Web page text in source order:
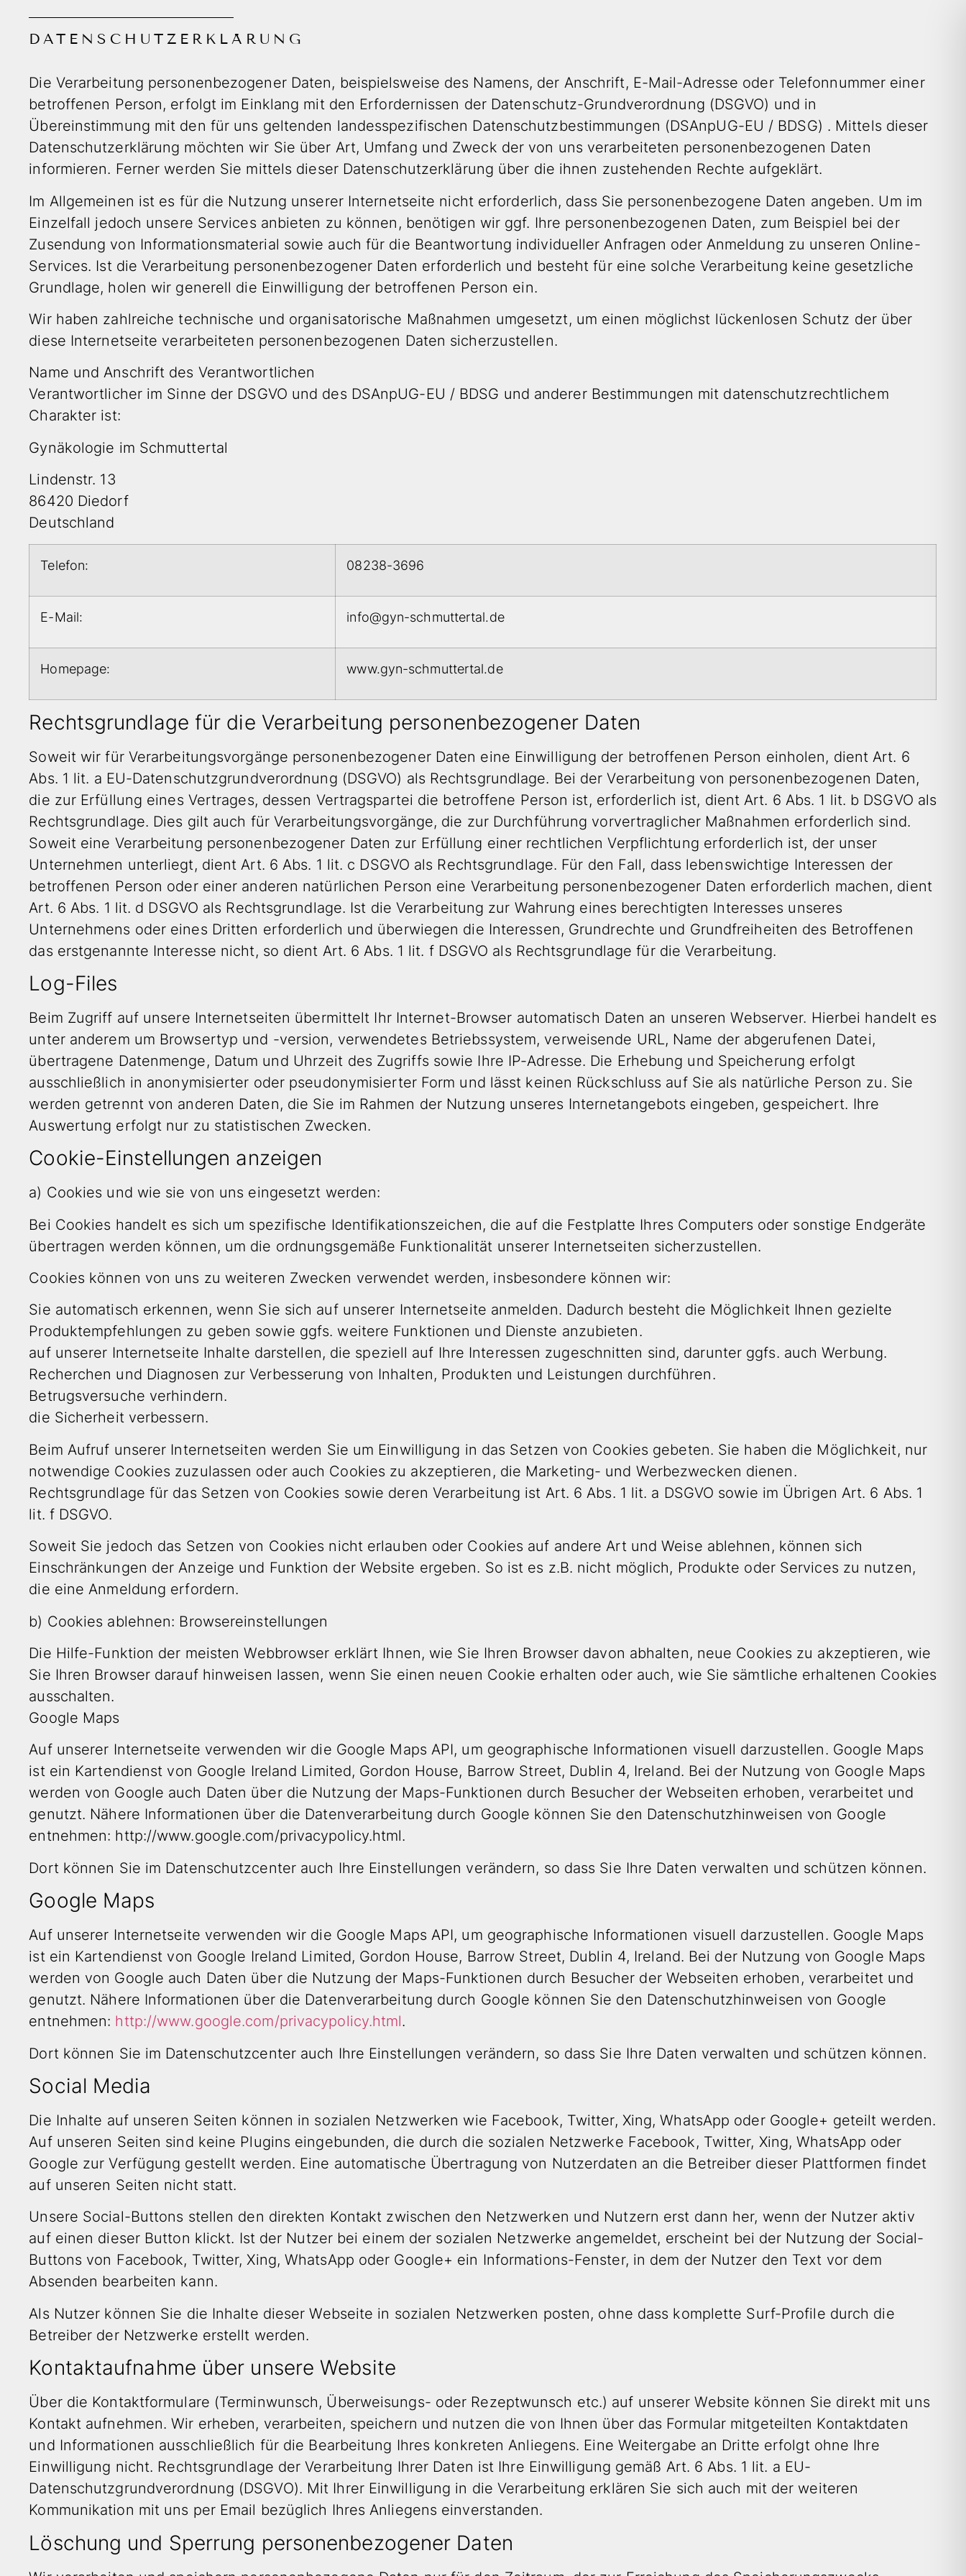
DATENSCHUTZ­ERKLÄRUNG
Die Verarbeitung personenbezogener Daten, beispielsweise des Namens, der Anschrift, E-Mail-Adresse oder Telefonnummer einer
betroffenen Person, erfolgt im Einklang mit den Erfordernissen der Datenschutz-Grundverordnung (DSGVO) und in
Übereinstimmung mit den für uns geltenden landesspezifischen Datenschutzbestimmungen (DSAnpUG-EU / BDSG) . Mittels dieser
Datenschutzerklärung möchten wir Sie über Art, Umfang und Zweck der von uns verarbeiteten personenbezogenen Daten
informieren. Ferner werden Sie mittels dieser Datenschutzerklärung über die ihnen zustehenden Rechte aufgeklärt.
Im Allgemeinen ist es für die Nutzung unserer Internetseite nicht erforderlich, dass Sie personenbezogene Daten angeben. Um im
Einzelfall jedoch unsere Services anbieten zu können, benötigen wir ggf. Ihre personenbezogenen Daten, zum Beispiel bei der
Zusendung von Informationsmaterial sowie auch für die Beantwortung individueller Anfragen oder Anmeldung zu unseren Online-
Services. Ist die Verarbeitung personenbezogener Daten erforderlich und besteht für eine solche Verarbeitung keine gesetzliche
Grundlage, holen wir generell die Einwilligung der betroffenen Person ein.
Wir haben zahlreiche technische und organisatorische Maßnahmen umgesetzt, um einen möglichst lückenlosen Schutz der über
diese Internetseite verarbeiteten personenbezogenen Daten sicherzustellen.
Name und Anschrift des Verantwortlichen
Verantwortlicher im Sinne der DSGVO und des DSAnpUG-EU / BDSG und anderer Bestimmungen mit datenschutzrechtlichem
Charakter ist:
Gynäkologie im Schmuttertal
Lindenstr. 13
86420 Diedorf
Deutschland
Telefon: 08238-3696
E-Mail: info@gyn-schmuttertal.de
Homepage: www.gyn-schmuttertal.de
Rechtsgrundlage für die Verarbeitung personenbezogener Daten
Soweit wir für Verarbeitungsvorgänge personenbezogener Daten eine Einwilligung der betroffenen Person einholen, dient Art. 6
Abs. 1 lit. a EU-Datenschutzgrundverordnung (DSGVO) als Rechtsgrundlage. Bei der Verarbeitung von personenbezogenen Daten,
die zur Erfüllung eines Vertrages, dessen Vertragspartei die betroffene Person ist, erforderlich ist, dient Art. 6 Abs. 1 lit. b DSGVO als
Rechtsgrundlage. Dies gilt auch für Verarbeitungsvorgänge, die zur Durchführung vorvertraglicher Maßnahmen erforderlich sind.
Soweit eine Verarbeitung personenbezogener Daten zur Erfüllung einer rechtlichen Verpflichtung erforderlich ist, der unser
Unternehmen unterliegt, dient Art. 6 Abs. 1 lit. c DSGVO als Rechtsgrundlage. Für den Fall, dass lebenswichtige Interessen der
betroffenen Person oder einer anderen natürlichen Person eine Verarbeitung personenbezogener Daten erforderlich machen, dient
Art. 6 Abs. 1 lit. d DSGVO als Rechtsgrundlage. Ist die Verarbeitung zur Wahrung eines berechtigten Interesses unseres
Unternehmens oder eines Dritten erforderlich und überwiegen die Interessen, Grundrechte und Grundfreiheiten des Betroffenen
das erstgenannte Interesse nicht, so dient Art. 6 Abs. 1 lit. f DSGVO als Rechtsgrundlage für die Verarbeitung.
Log-Files
Beim Zugriff auf unsere Internetseiten übermittelt Ihr Internet-Browser automatisch Daten an unseren Webserver. Hierbei handelt es
unter anderem um Browsertyp und -version, verwendetes Betriebssystem, verweisende URL, Name der abgerufenen Datei,
übertragene Datenmenge, Datum und Uhrzeit des Zugriffs sowie Ihre IP-Adresse. Die Erhebung und Speicherung erfolgt
ausschließlich in anonymisierter oder pseudonymisierter Form und lässt keinen Rückschluss auf Sie als natürliche Person zu. Sie
werden getrennt von anderen Daten, die Sie im Rahmen der Nutzung unseres Internetangebots eingeben, gespeichert. Ihre
Auswertung erfolgt nur zu statistischen Zwecken.
Cookie-Einstellungen anzeigen
a) Cookies und wie sie von uns eingesetzt werden:
Bei Cookies handelt es sich um spezifische Identifikationszeichen, die auf die Festplatte Ihres Computers oder sonstige Endgeräte
übertragen werden können, um die ordnungsgemäße Funktionalität unserer Internetseiten sicherzustellen.
Cookies können von uns zu weiteren Zwecken verwendet werden, insbesondere können wir:
Sie automatisch erkennen, wenn Sie sich auf unserer Internetseite anmelden. Dadurch besteht die Möglichkeit Ihnen gezielte
Produktempfehlungen zu geben sowie ggfs. weitere Funktionen und Dienste anzubieten.
auf unserer Internetseite Inhalte darstellen, die speziell auf Ihre Interessen zugeschnitten sind, darunter ggfs. auch Werbung.
Recherchen und Diagnosen zur Verbesserung von Inhalten, Produkten und Leistungen durchführen.
Betrugsversuche verhindern.
die Sicherheit verbessern.
Beim Aufruf unserer Internetseiten werden Sie um Einwilligung in das Setzen von Cookies gebeten. Sie haben die Möglichkeit, nur
notwendige Cookies zuzulassen oder auch Cookies zu akzeptieren, die Marketing- und Werbezwecken dienen.
Rechtsgrundlage für das Setzen von Cookies sowie deren Verarbeitung ist Art. 6 Abs. 1 lit. a DSGVO sowie im Übrigen Art. 6 Abs. 1
lit. f DSGVO.
Soweit Sie jedoch das Setzen von Cookies nicht erlauben oder Cookies auf andere Art und Weise ablehnen, können sich
Einschränkungen der Anzeige und Funktion der Website ergeben. So ist es z.B. nicht möglich, Produkte oder Services zu nutzen,
die eine Anmeldung erfordern.
b) Cookies ablehnen: Browsereinstellungen
Die Hilfe-Funktion der meisten Webbrowser erklärt Ihnen, wie Sie Ihren Browser davon abhalten, neue Cookies zu akzeptieren, wie
Sie Ihren Browser darauf hinweisen lassen, wenn Sie einen neuen Cookie erhalten oder auch, wie Sie sämtliche erhaltenen Cookies
ausschalten.
Google Maps
Auf unserer Internetseite verwenden wir die Google Maps API, um geographische Informationen visuell darzustellen. Google Maps
ist ein Kartendienst von Google Ireland Limited, Gordon House, Barrow Street, Dublin 4, Ireland. Bei der Nutzung von Google Maps
werden von Google auch Daten über die Nutzung der Maps-Funktionen durch Besucher der Webseiten erhoben, verarbeitet und
genutzt. Nähere Informationen über die Datenverarbeitung durch Google können Sie den Datenschutzhinweisen von Google
entnehmen: http://www.google.com/privacypolicy.html.
Dort können Sie im Datenschutzcenter auch Ihre Einstellungen verändern, so dass Sie Ihre Daten verwalten und schützen können.
Google Maps
Auf unserer Internetseite verwenden wir die Google Maps API, um geographische Informationen visuell darzustellen. Google Maps
ist ein Kartendienst von Google Ireland Limited, Gordon House, Barrow Street, Dublin 4, Ireland. Bei der Nutzung von Google Maps
werden von Google auch Daten über die Nutzung der Maps-Funktionen durch Besucher der Webseiten erhoben, verarbeitet und
genutzt. Nähere Informationen über die Datenverarbeitung durch Google können Sie den Datenschutzhinweisen von Google
entnehmen: http://www.google.com/privacypolicy.html.
Dort können Sie im Datenschutzcenter auch Ihre Einstellungen verändern, so dass Sie Ihre Daten verwalten und schützen können.
Social Media
Die Inhalte auf unseren Seiten können in sozialen Netzwerken wie Facebook, Twitter, Xing, WhatsApp oder Google+ geteilt werden.
Auf unseren Seiten sind keine Plugins eingebunden, die durch die sozialen Netzwerke Facebook, Twitter, Xing, WhatsApp oder
Google zur Verfügung gestellt werden. Eine automatische Übertragung von Nutzerdaten an die Betreiber dieser Plattformen findet
auf unseren Seiten nicht statt.
Unsere Social-Buttons stellen den direkten Kontakt zwischen den Netzwerken und Nutzern erst dann her, wenn der Nutzer aktiv
auf einen dieser Button klickt. Ist der Nutzer bei einem der sozialen Netzwerke angemeldet, erscheint bei der Nutzung der Social-
Buttons von Facebook, Twitter, Xing, WhatsApp oder Google+ ein Informations-Fenster, in dem der Nutzer den Text vor dem
Absenden bearbeiten kann.
Als Nutzer können Sie die Inhalte dieser Webseite in sozialen Netzwerken posten, ohne dass komplette Surf-Profile durch die
Betreiber der Netzwerke erstellt werden.
Kontakt­aufnahme über unsere Website
Über die Kontaktformulare (Terminwunsch, Überweisungs- oder Rezeptwunsch etc.) auf unserer Website können Sie direkt mit uns
Kontakt aufnehmen. Wir erheben, verarbeiten, speichern und nutzen die von Ihnen über das Formular mitgeteilten Kontaktdaten
und Informationen ausschließlich für die Bearbeitung Ihres konkreten Anliegens. Eine Weitergabe an Dritte erfolgt ohne Ihre
Einwilligung nicht. Rechtsgrundlage der Verarbeitung Ihrer Daten ist Ihre Einwilligung gemäß Art. 6 Abs. 1 lit. a EU-
Datenschutzgrundverordnung (DSGVO). Mit Ihrer Einwilligung in die Verarbeitung erklären Sie sich auch mit der weiteren
Kommunikation mit uns per Email bezüglich Ihres Anliegens einverstanden.
Löschung und Sperrung personenbezogener Daten